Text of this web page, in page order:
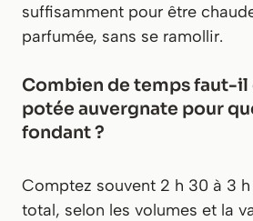
suffisamment pour être
parfumée, sans se ramollir.
Combien de temps faut-il
potée auvergnate pour
fondant ?
Comptez souvent 2 h 30 à 3
total, selon les volumes et la